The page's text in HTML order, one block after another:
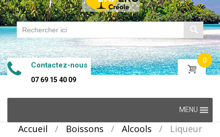
Contactez-nous
07 69 15 40 09
0
content
MENU
Accueil / Boissons / Alcools /
Liqueur